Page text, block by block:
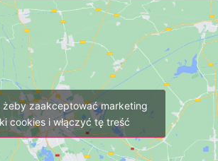
żeby zaakceptować marketing
cookies i włączyć tę treść